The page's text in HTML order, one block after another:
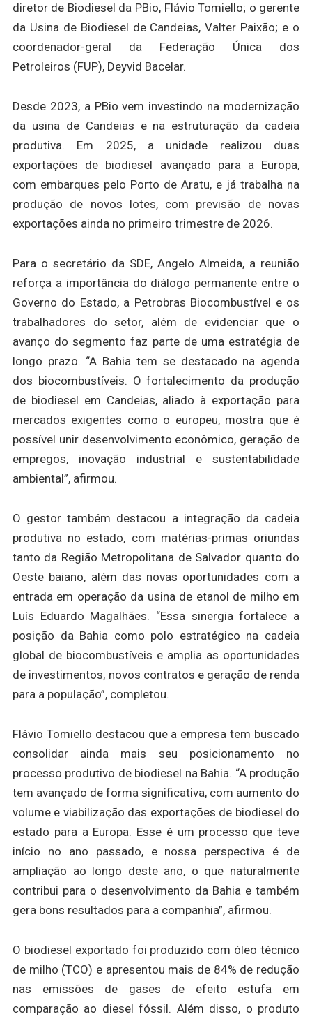
diretor de Biodiesel da PBio, Flávio Tomiello; o gerente
da Usina de Biodiesel de Candeias, Valter Paixão; e o
coordenador-geral da Federação Única dos
Petroleiros (FUP), Deyvid Bacelar.
Desde 2023, a PBio vem investindo na modernização
da usina de Candeias e na estruturação da cadeia
produtiva. Em 2025, a unidade realizou duas
exportações de biodiesel avançado para a Europa,
com embarques pelo Porto de Aratu, e já trabalha na
produção de novos lotes, com previsão de novas
exportações ainda no primeiro trimestre de 2026.
Para o secretário da SDE, Angelo Almeida, a reunião
reforça a importância do diálogo permanente entre o
Governo do Estado, a Petrobras Biocombustível e os
trabalhadores do setor, além de evidenciar que o
avanço do segmento faz parte de uma estratégia de
longo prazo. “A Bahia tem se destacado na agenda
dos biocombustíveis. O fortalecimento da produção
de biodiesel em Candeias, aliado à exportação para
mercados exigentes como o europeu, mostra que é
possível unir desenvolvimento econômico, geração de
empregos, inovação industrial e sustentabilidade
ambiental”, afirmou.
O gestor também destacou a integração da cadeia
produtiva no estado, com matérias-primas oriundas
tanto da Região Metropolitana de Salvador quanto do
Oeste baiano, além das novas oportunidades com a
entrada em operação da usina de etanol de milho em
Luís Eduardo Magalhães. “Essa sinergia fortalece a
posição da Bahia como polo estratégico na cadeia
global de biocombustíveis e amplia as oportunidades
de investimentos, novos contratos e geração de renda
para a população”, completou.
Flávio Tomiello destacou que a empresa tem buscado
consolidar ainda mais seu posicionamento no
processo produtivo de biodiesel na Bahia. “A produção
tem avançado de forma significativa, com aumento do
volume e viabilização das exportações de biodiesel do
estado para a Europa. Esse é um processo que teve
início no ano passado, e nossa perspectiva é de
ampliação ao longo deste ano, o que naturalmente
contribui para o desenvolvimento da Bahia e também
gera bons resultados para a companhia”, afirmou.
O biodiesel exportado foi produzido com óleo técnico
de milho (TCO) e apresentou mais de 84% de redução
nas emissões de gases de efeito estufa em
comparação ao diesel fóssil. Além disso, o produto